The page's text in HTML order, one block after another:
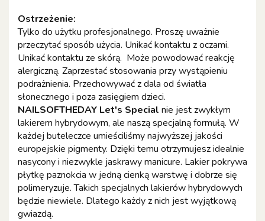
Ostrzeżenie:
Tylko do użytku profesjonalnego. Proszę uważnie
przeczytać sposób użycia. Unikać kontaktu z oczami.
Unikać kontaktu ze skórą. Może powodować reakcję
alergiczną. Zaprzestać stosowania przy wystąpieniu
podrażnienia. Przechowywać z dala od światła
słonecznego i poza zasięgiem dzieci.
NAILSOFTHEDAY Let's Special nie jest zwykłym
lakierem hybrydowym, ale naszą specjalną formułą. W
każdej buteleczce umieściliśmy najwyższej jakości
europejskie pigmenty. Dzięki temu otrzymujesz idealnie
nasycony i niezwykle jaskrawy manicure. Lakier pokrywa
płytkę paznokcia w jedną cienką warstwę i dobrze się
polimeryzuje. Takich specjalnych lakierów hybrydowych
będzie niewiele. Dlatego każdy z nich jest wyjątkową
gwiazdą.